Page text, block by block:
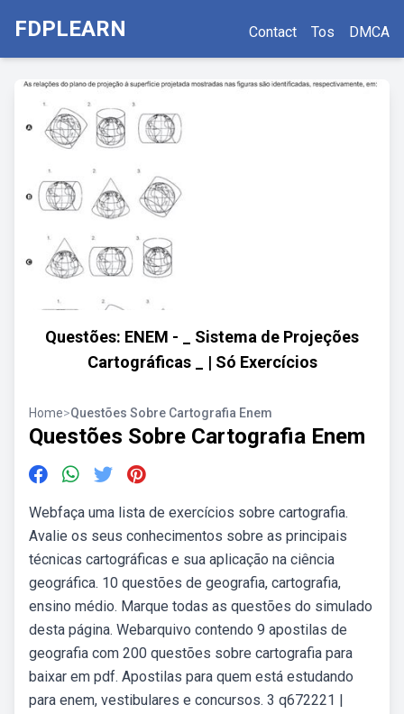
FDPLEARN Contact Tos DMCA
Questões: ENEM - _ Sistema de Projeções
Cartográficas _ | Só Exercícios
Home>Questões Sobre Cartografia Enem
Questões Sobre Cartografia Enem
Webfaça uma lista de exercícios sobre cartografia.
Avalie os seus conhecimentos sobre as principais
técnicas cartográficas e sua aplicação na ciência
geográfica. 10 questões de geografia, cartografia,
ensino médio. Marque todas as questões do simulado
desta página. Webarquivo contendo 9 apostilas de
geografia com 200 questões sobre cartografia para
baixar em pdf. Apostilas para quem está estudando
para enem, vestibulares e concursos. 3 q672221 |